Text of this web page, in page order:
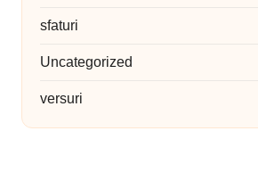
sfaturi
Uncategorized
versuri